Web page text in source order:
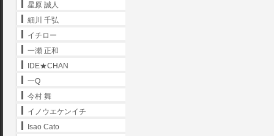
星原 誠人
細川 千弘
イチロー
一瀬 正和
IDE★CHAN
一Q
今村 舞
イノウエケンイチ
Isao Cato